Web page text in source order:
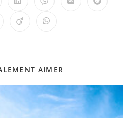
AIMER